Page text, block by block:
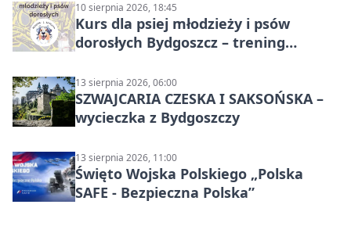
10 sierpnia 2026, 18:45
Kurs dla psiej młodzieży i psów
dorosłych Bydgoszcz – trening
13 sierpnia 2026, 06:00
SZWAJCARIA CZESKA I SAKSOŃSKA –
wycieczka z Bydgoszczy
13 sierpnia 2026, 11:00
Święto Wojska Polskiego „Polska
SAFE - Bezpieczna Polska”